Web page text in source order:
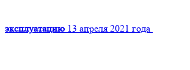
эксплуатацию 13 апреля 2021 года